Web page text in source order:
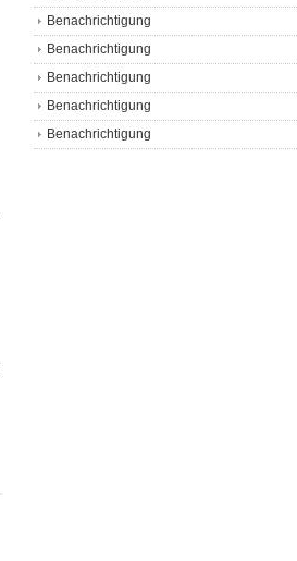
Benachrichtigung
Benachrichtigung
Benachrichtigung
Benachrichtigung
Benachrichtigung